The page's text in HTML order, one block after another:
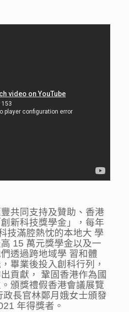
共同支持及贊助、香港
新科技獎學金」，每年
技滿腔熱忱的本地大 學
15 萬元獎學金以及一
透過跨地域學 習和體
畢業後投入創科行列，
貢獻， 鞏固香港作為國
頒獎禮假香港會議展覽
政長官林鄭月娥女士頒發
年得獎者。